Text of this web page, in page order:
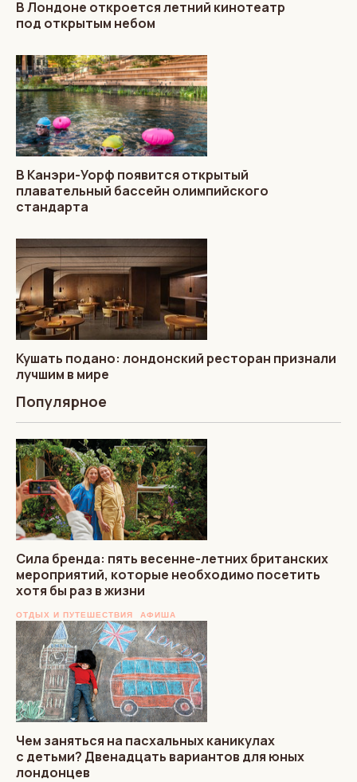
В Лондоне откроется летний кинотеатр
под открытым небом
В Канэри-Уорф появится открытый
плавательный бассейн олимпийского
стандарта
Кушать подано: лондонский ресторан признали
лучшим в мире
Популярное
Сила бренда: пять весенне-летних британских
мероприятий, которые необходимо посетить
хотя бы раз в жизни
ОТДЫХ И ПУТЕШЕСТВИЯ АФИША
Чем заняться на пасхальных каникулах
с детьми? Двенадцать вариантов для юных
лондонцев